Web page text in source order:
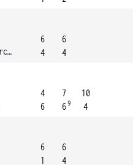
Perez-Garcia
6
4
6
4
4
6
7
69
10
4
6
1
6
4